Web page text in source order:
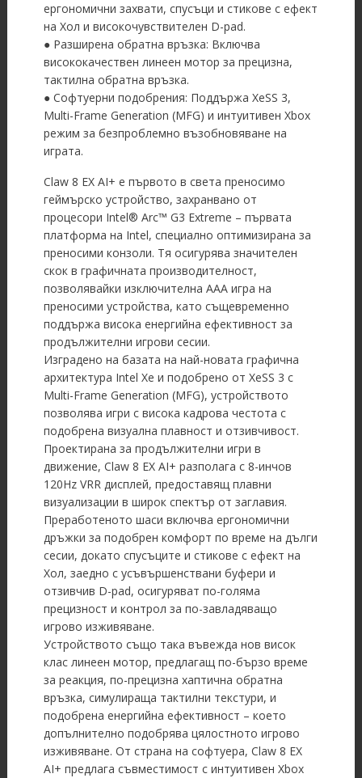
ергономични захвати, спусъци и стикове с ефект
на Хол и високочувствителен D-pad.
● Разширена обратна връзка: Включва
висококачествен линеен мотор за прецизна,
тактилна обратна връзка.
● Софтуерни подобрения: Поддържа XeSS 3,
Multi-Frame Generation (MFG) и интуитивен Xbox
режим за безпроблемно възобновяване на
играта.
Claw 8 EX AI+ е първото в света преносимо
геймърско устройство, захранвано от
процесори Intel® Arc™ G3 Extreme – първата
платформа на Intel, специално оптимизирана за
преносими конзоли. Тя осигурява значителен
скок в графичната производителност,
позволявайки изключителна AAA игра на
преносими устройства, като същевременно
поддържа висока енергийна ефективност за
продължителни игрови сесии.
Изградено на базата на най-новата графична
архитектура Intel Xe и подобрено от XeSS 3 с
Multi-Frame Generation (MFG), устройството
позволява игри с висока кадрова честота с
подобрена визуална плавност и отзивчивост.
Проектирана за продължителни игри в
движение, Claw 8 EX AI+ разполага с 8-инчов
120Hz VRR дисплей, предоставящ плавни
визуализации в широк спектър от заглавия.
Преработеното шаси включва ергономични
дръжки за подобрен комфорт по време на дълги
сесии, докато спусъците и стикове с ефект на
Хол, заедно с усъвършенствани буфери и
отзивчив D-pad, осигуряват по-голяма
прецизност и контрол за по-завладяващо
игрово изживяване.
Устройството също така въвежда нов висок
клас линеен мотор, предлагащ по-бързо време
за реакция, по-прецизна хаптична обратна
връзка, симулираща тактилни текстури, и
подобрена енергийна ефективност – което
допълнително подобрява цялостното игрово
изживяване. От страна на софтуера, Claw 8 EX
AI+ предлага съвместимост с интуитивен Xbox